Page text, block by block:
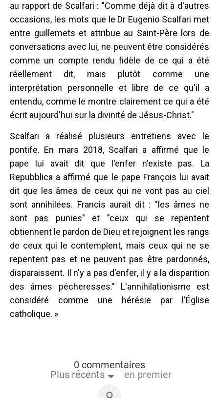
au rapport de Scalfari : "Comme déjà dit à d'autres
occasions, les mots que le Dr Eugenio Scalfari met
entre guillemets et attribue au Saint-Père lors de
conversations avec lui, ne peuvent être considérés
comme un compte rendu fidèle de ce qui a été
réellement dit, mais plutôt comme une
interprétation personnelle et libre de ce qu'il a
entendu, comme le montre clairement ce qui a été
écrit aujourd'hui sur la divinité de Jésus-Christ."
Scalfari a réalisé plusieurs entretiens avec le
pontife. En mars 2018, Scalfari a affirmé que le
pape lui avait dit que l'enfer n'existe pas. La
Repubblica a affirmé que le pape François lui avait
dit que les âmes de ceux qui ne vont pas au ciel
sont annihilées. Francis aurait dit : "les âmes ne
sont pas punies" et "ceux qui se repentent
obtiennent le pardon de Dieu et rejoignent les rangs
de ceux qui le contemplent, mais ceux qui ne se
repentent pas et ne peuvent pas être pardonnés,
disparaissent. Il n'y a pas d'enfer, il y a la disparition
des âmes pécheresses." L'annihilationisme est
considéré comme une hérésie par l'Église
catholique. »
0 commentaires
Plus récents
en premier